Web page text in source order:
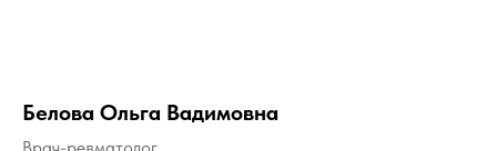
Белова Ольга Вадимовна